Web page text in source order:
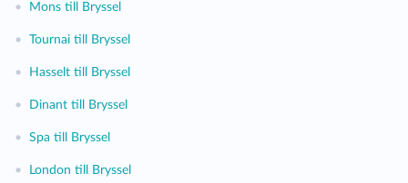
• Mons till Bryssel
• Tournai till Bryssel
• Hasselt till Bryssel
• Dinant till Bryssel
• Spa till Bryssel
• London till Bryssel